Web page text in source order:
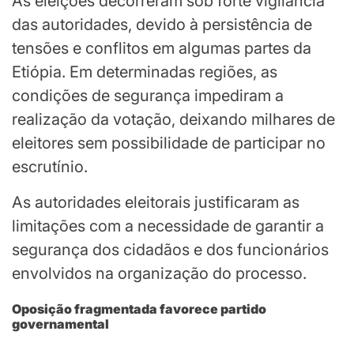
das autoridades, devido à persistência de
tensões e conflitos em algumas partes da
Etiópia. Em determinadas regiões, as
condições de segurança impediram a
realização da votação, deixando milhares de
eleitores sem possibilidade de participar no
escrutínio.
As autoridades eleitorais justificaram as
limitações com a necessidade de garantir a
segurança dos cidadãos e dos funcionários
envolvidos na organização do processo.
Oposição fragmentada favorece partido
governamental